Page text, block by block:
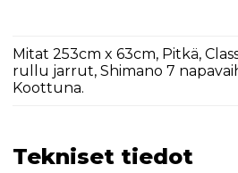
Mitat 253cm x 63cm, Pitkä,
rullu jarrut, Shimano 7
Koottuna.
Tekniset tiedot